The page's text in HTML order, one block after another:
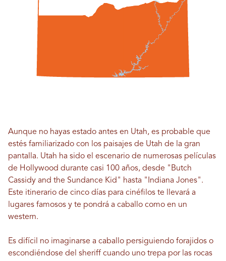
Aunque no hayas estado antes en Utah, es probable que
estés familiarizado con los paisajes de Utah de la gran
pantalla. Utah ha sido el escenario de numerosas películas
de Hollywood durante casi 100 años, desde "Butch
Cassidy and the Sundance Kid" hasta "Indiana Jones".
Este itinerario de cinco días para cinéfilos te llevará a
lugares famosos y te pondrá a caballo como en un
western.
Es difícil no imaginarse a caballo persiguiendo forajidos o
escondiéndose del sheriff cuando uno trepa por las rocas